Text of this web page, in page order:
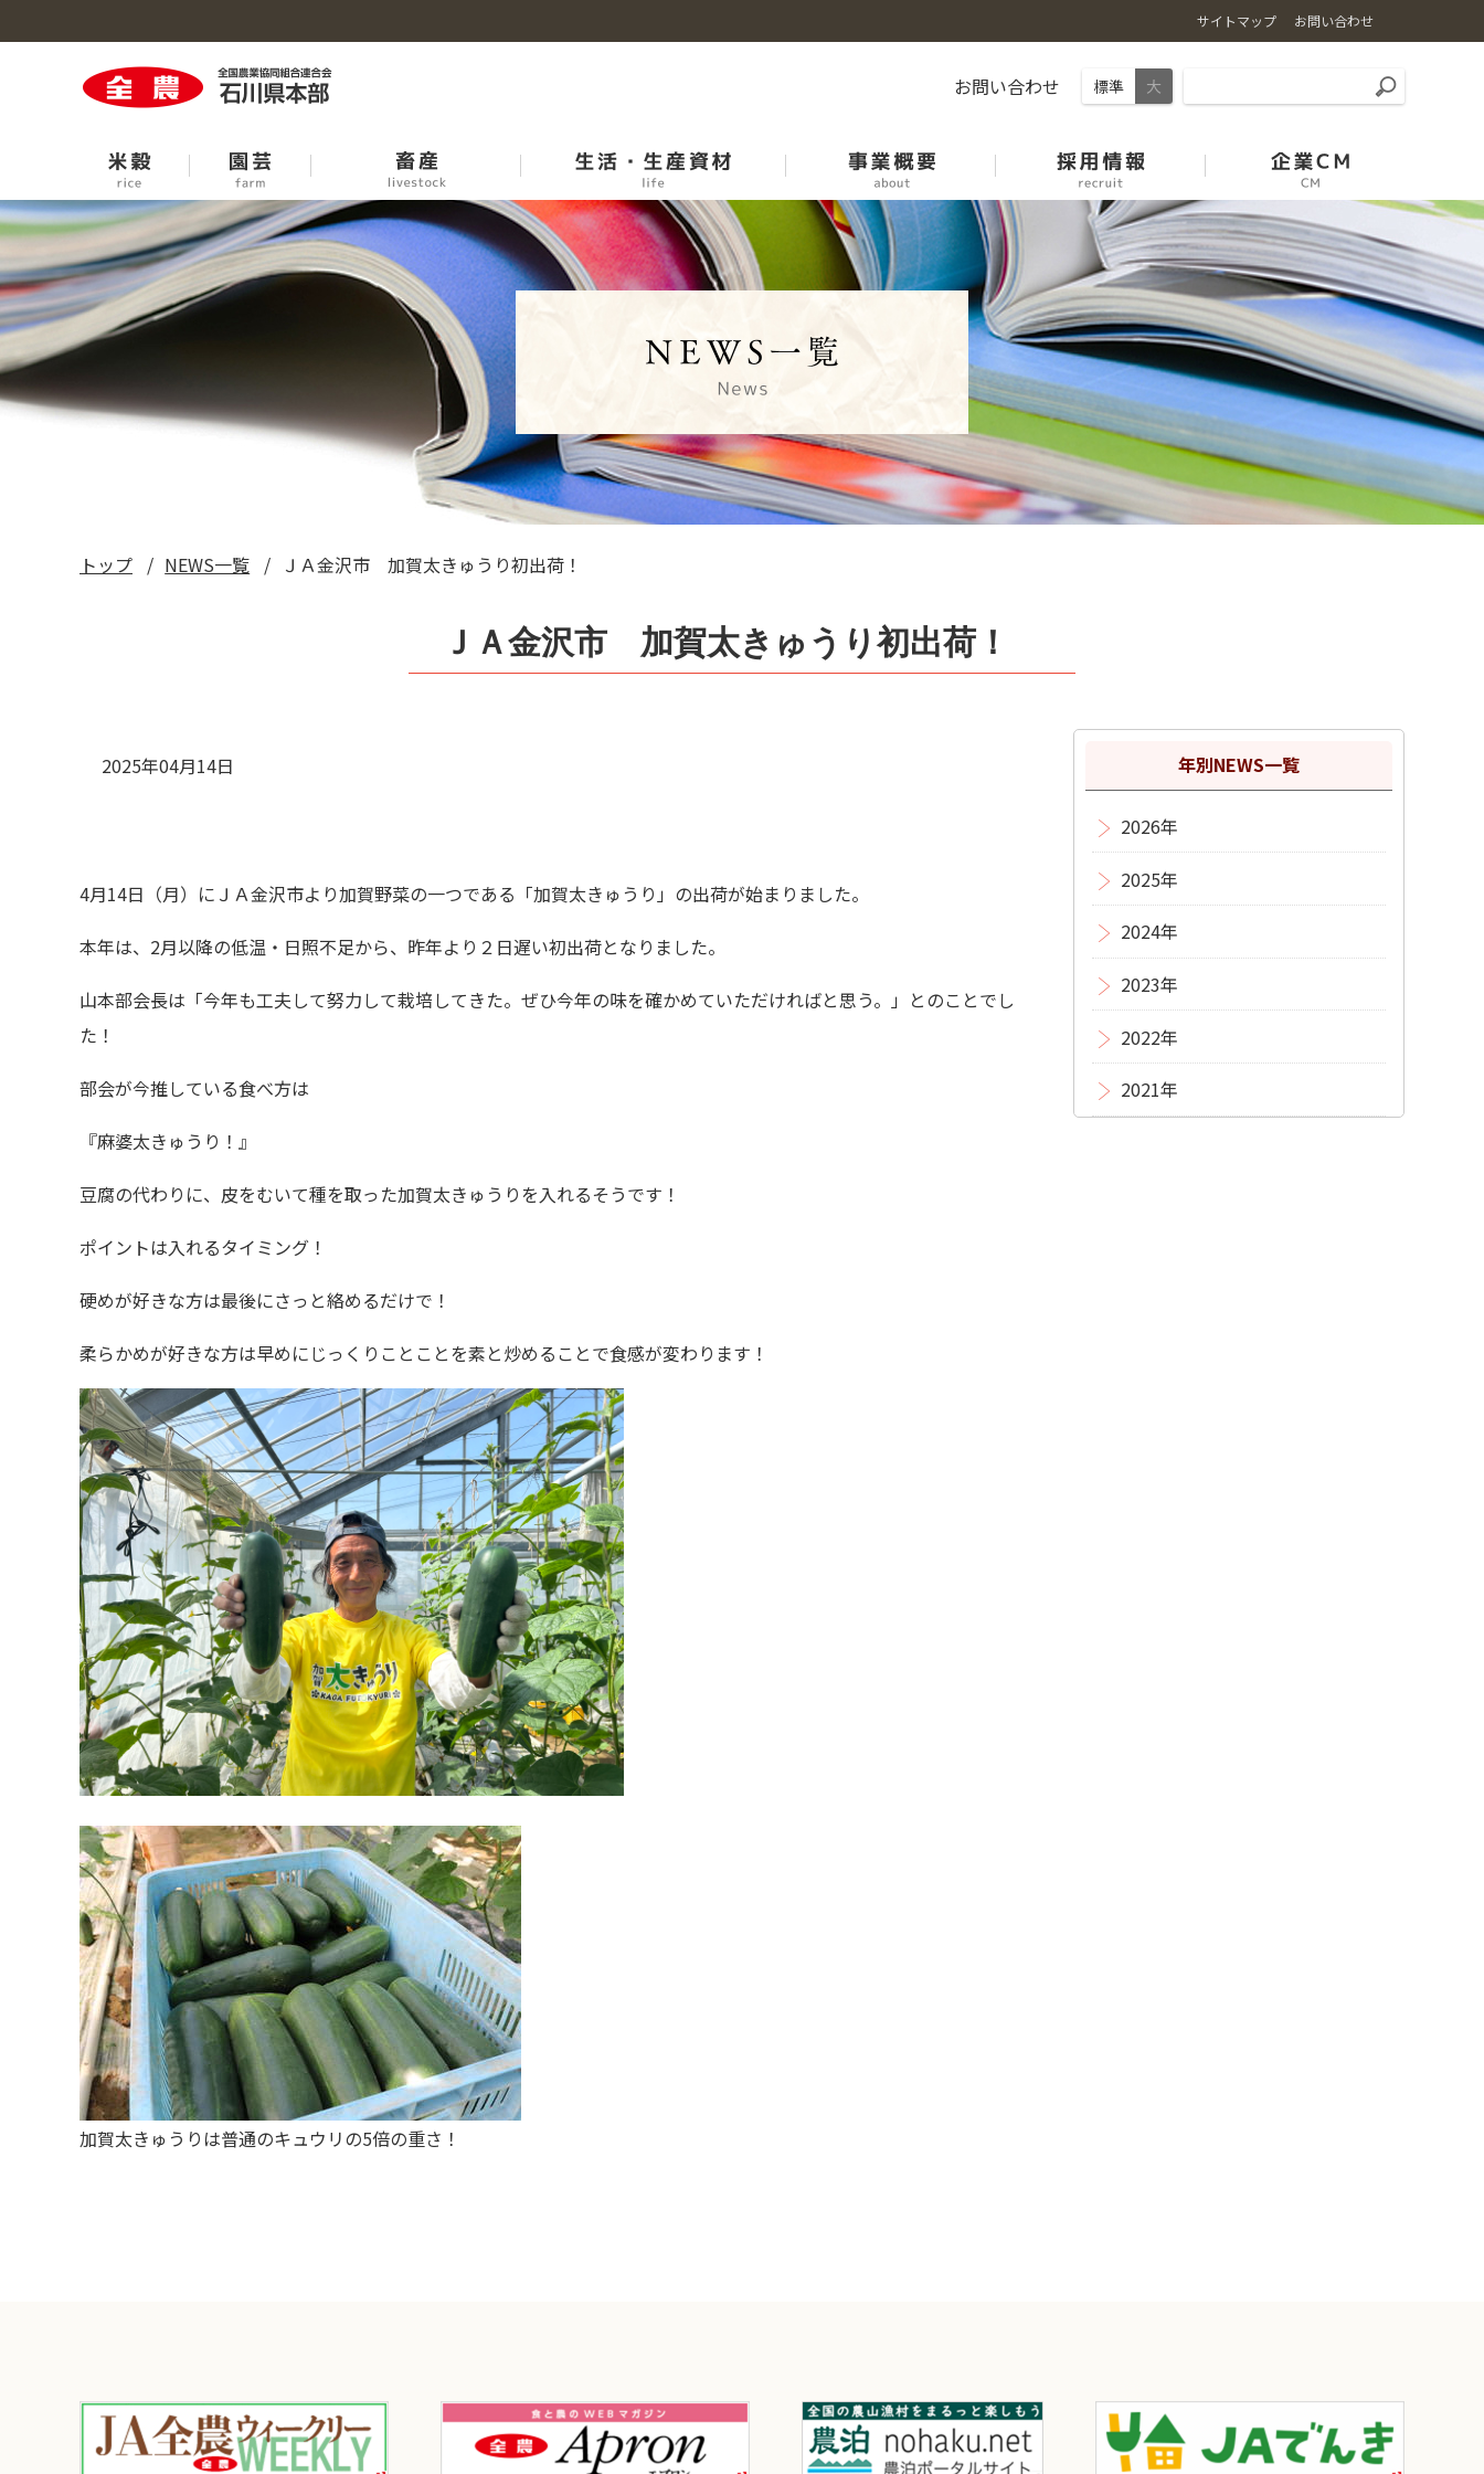
サイトマップ お問い合わせ
お問い合わせ 標準 大
米穀のトップへ 石川のお米 石川の麦
石川の大豆
園芸のトップへ 産地紹介 園芸振興の取組
青果市場臨時休開市日程
牛の個体識別情報検索サービス 石川県市場等開催日程表 能登牛
生活・生産資材のトップへ 中古農機リスト 中古農機展示場案内
中古農機お取引条件
事業概要のトップへ 各課紹介 採用情報
トップ NEWS一覧 ＪＡ金沢市 加賀太きゅうり初出荷！
ＪＡ金沢市 加賀太きゅうり初出荷！
2025年04月14日
4月14日（月）にＪＡ金沢市より加賀野菜の一つである「加賀太きゅうり」の出荷が始まりました。
本年は、 2月以降の低温・日照不足から、昨年より２日遅い初出荷となりました。
山本部会長は「今年も工夫して努力して栽培してきた。ぜひ今年の味を確かめていただければと思う。」とのことでし
た！
部会が今推している食べ方は
『麻婆太きゅうり！』
豆腐の代わりに、皮をむいて種を取った加賀太きゅうりを入れるそうです！
ポイントは入れるタイミング！
硬めが好きな方は最後にさっと絡めるだけで！
柔らかめが好きな方は早めにじっくりことことを素と炒めることで食感が変わります！
加賀太きゅうりは普通のキュウリの5倍の重さ！
年別NEWS一覧
2026年
2025年
2024年
2023年
2022年
2021年